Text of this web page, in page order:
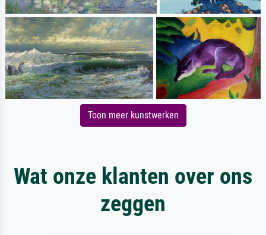
Toon meer kunstwerken
Wat onze klanten over ons
zeggen